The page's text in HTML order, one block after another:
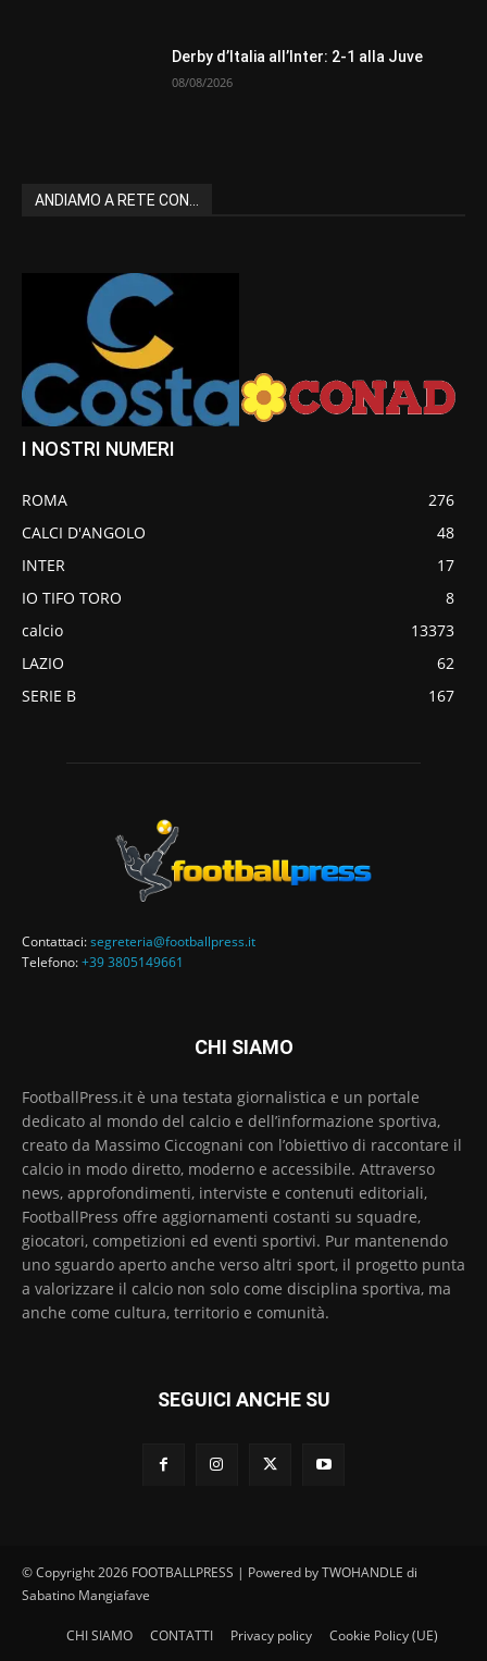
Derby d’Italia all’Inter: 2-1 alla Juve
08/08/2026
ANDIAMO A RETE CON...
I NOSTRI NUMERI
ROMA
276
CALCI D'ANGOLO
48
INTER
17
IO TIFO TORO
8
calcio
13373
LAZIO
62
SERIE B
167
Contattaci:segreteria@footballpress.it
Telefono:+39 3805149661
CHI SIAMO
FootballPress.it è una testata giornalistica e un portale
dedicato al mondo del calcio e dell’informazione sportiva,
creato da Massimo Ciccognani con l’obiettivo di raccontare il
calcio in modo diretto, moderno e accessibile. Attraverso
news, approfondimenti, interviste e contenuti editoriali,
FootballPress offre aggiornamenti costanti su squadre,
giocatori, competizioni ed eventi sportivi. Pur mantenendo
uno sguardo aperto anche verso altri sport, il progetto punta
a valorizzare il calcio non solo come disciplina sportiva, ma
anche come cultura, territorio e comunità.
SEGUICI ANCHE SU
© Copyright 2026 FOOTBALLPRESS | Powered by TWOHANDLE di
Sabatino Mangiafave
CHI SIAMO CONTATTI Privacy policy Cookie Policy (UE)